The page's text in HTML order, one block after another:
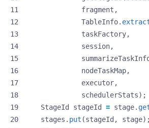
fragment ,
TableInfo.
taskFactory,
session,
nodeTaskMap,
executor,
schedulerStats);
StageId
stageId = stage.
stages . put (stageId , stage);